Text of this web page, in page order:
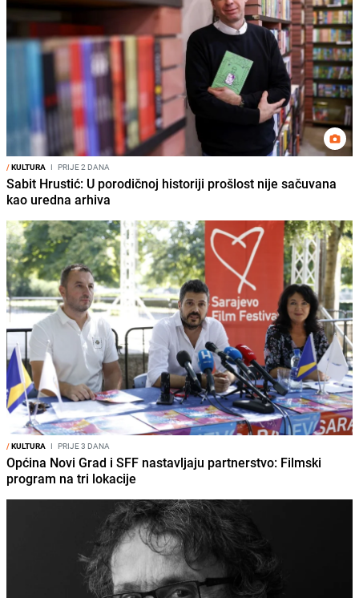
/KULTURA I PRIJE 2 DANA
Sabit Hrustić: U porodičnoj historiji prošlost nije sačuvana
kao uredna arhiva
/KULTURA I PRIJE 3 DANA
Općina Novi Grad i SFF nastavljaju partnerstvo: Filmski
program na tri lokacije